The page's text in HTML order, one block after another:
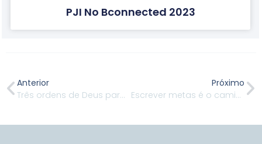
PJI No Bconnected 2023
Anterior
Três ordens de Deus para o seu sucesso em 2019
Próximo
Escrever metas é o caminho para mudar de vida